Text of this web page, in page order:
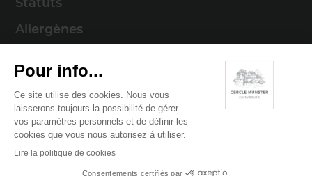
Statuts
Allergènes
Mentions légales
Politique de cookies
Politique de confidentialité
© 2026 Cercle Munster . Tous droits réservés